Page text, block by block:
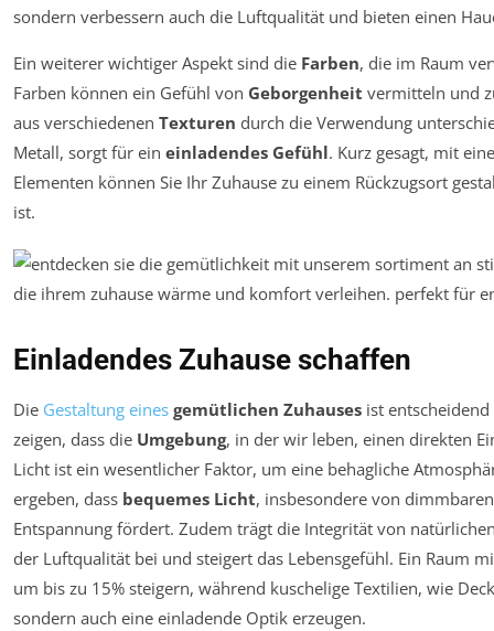
sondern verbessern auch die Luftqualität und bieten einen
Ein weiterer wichtiger Aspekt sind die Farben, die im Raum
Farben können ein Gefühl von Geborgenheit vermitteln und
aus verschiedenen Texturen durch die Verwendung
Metall, sorgt für ein einladendes Gefühl. Kurz gesagt, mit
Elementen können Sie Ihr Zuhause zu einem Rückzugsort
ist.
Einladendes Zuhause schaffen
Die Gestaltung eines gemütlichen Zuhauses ist
zeigen, dass die Umgebung, in der wir leben, einen direkten
Licht ist ein wesentlicher Faktor, um eine behagliche
ergeben, dass bequemes Licht, insbesondere von
Entspannung fördert. Zudem trägt die Integrität von
der Luftqualität bei und steigert das Lebensgefühl. Ein Raum
um bis zu 15% steigern, während kuschelige Textilien, wie
sondern auch eine einladende Optik erzeugen.